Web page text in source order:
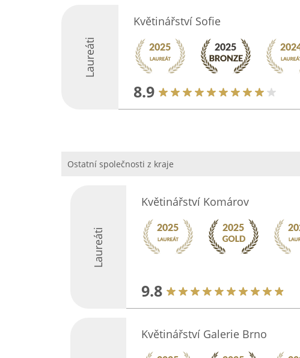
Laureáti
Květinářství Sofie
8.9
Ostatní společnosti z kraje
Laureáti
Květinářství Komárov
9.8
Květinářství Galerie Brno